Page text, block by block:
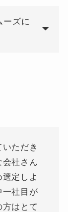
ーズに
ただき
会社さん
定しよ
一社目が
はとて